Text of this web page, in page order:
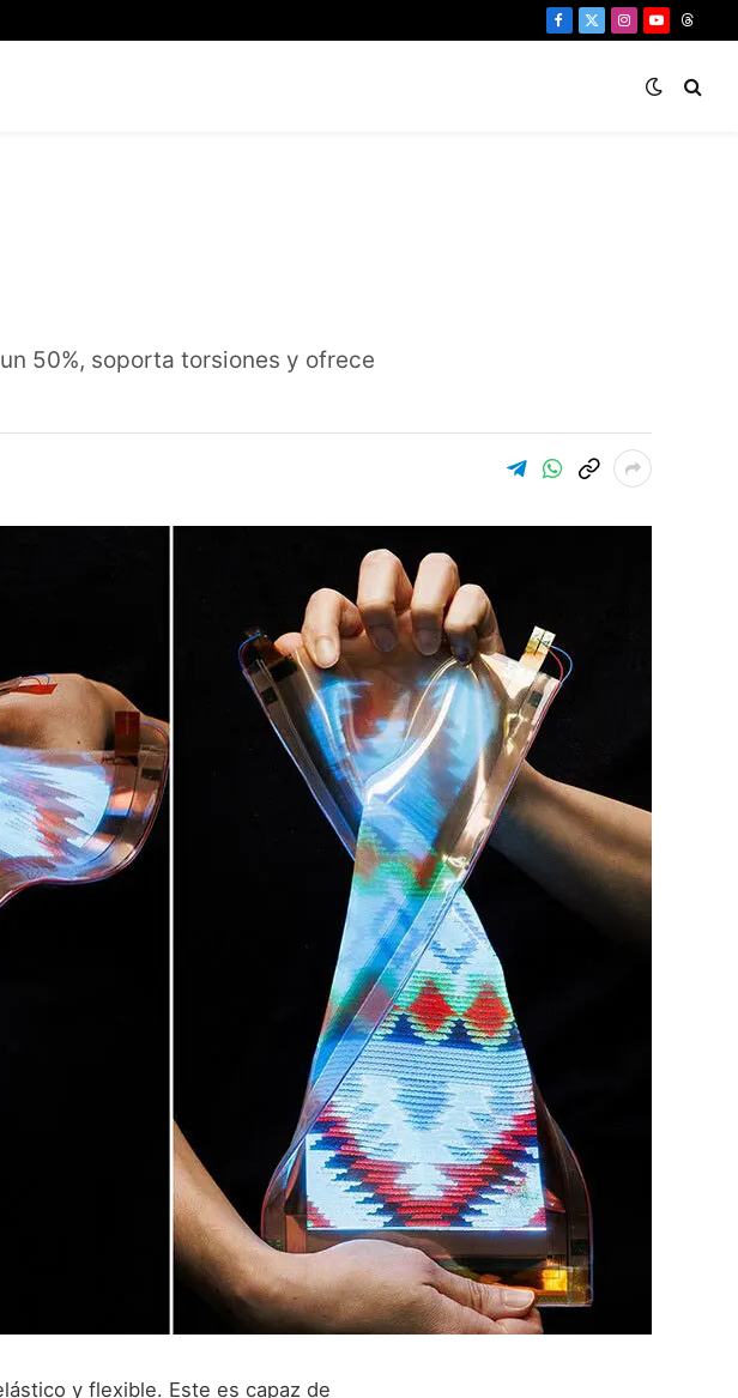
Facebook
X
Instagram
YouTube
50%, soporta torsiones y ofrece
y flexible. Este es capaz de